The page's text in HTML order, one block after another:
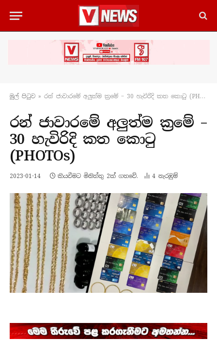
මුල් පිටු​ව » රන් ජාවාරමේ අලුත්ම ක්‍රමේ – 30 හැවිරිදි කත කොටු (PHOTOs)
රන් ජාවාරමේ අලුත්ම ක්‍රමේ –
30 හැවිරිදි කත කොටු
(PHOTOs)
2023-01-14 කියවීමට මිනිත්තු 2ක් ගතවේ. 4 නැරඹු​ම්